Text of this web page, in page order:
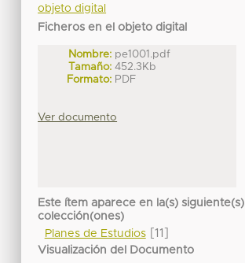
objeto digital
Ficheros en el objeto digital
Nombre: pe1001.pdf
Tamaño: 452.3Kb
Formato: PDF
Ver documento
Este ítem aparece en la(s) siguiente(s)
colección(ones)
Planes de Estudios[11]
Visualización del Documento